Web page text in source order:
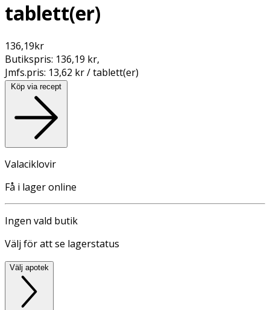
tablett(er)
136,19kr
Butikspris: 136,19 kr,
Jmfs.pris: 13,62 kr / tablett(er)
Köp via recept
Valaciklovir
Få i lager online
Ingen vald butik
Välj för att se lagerstatus
Välj apotek